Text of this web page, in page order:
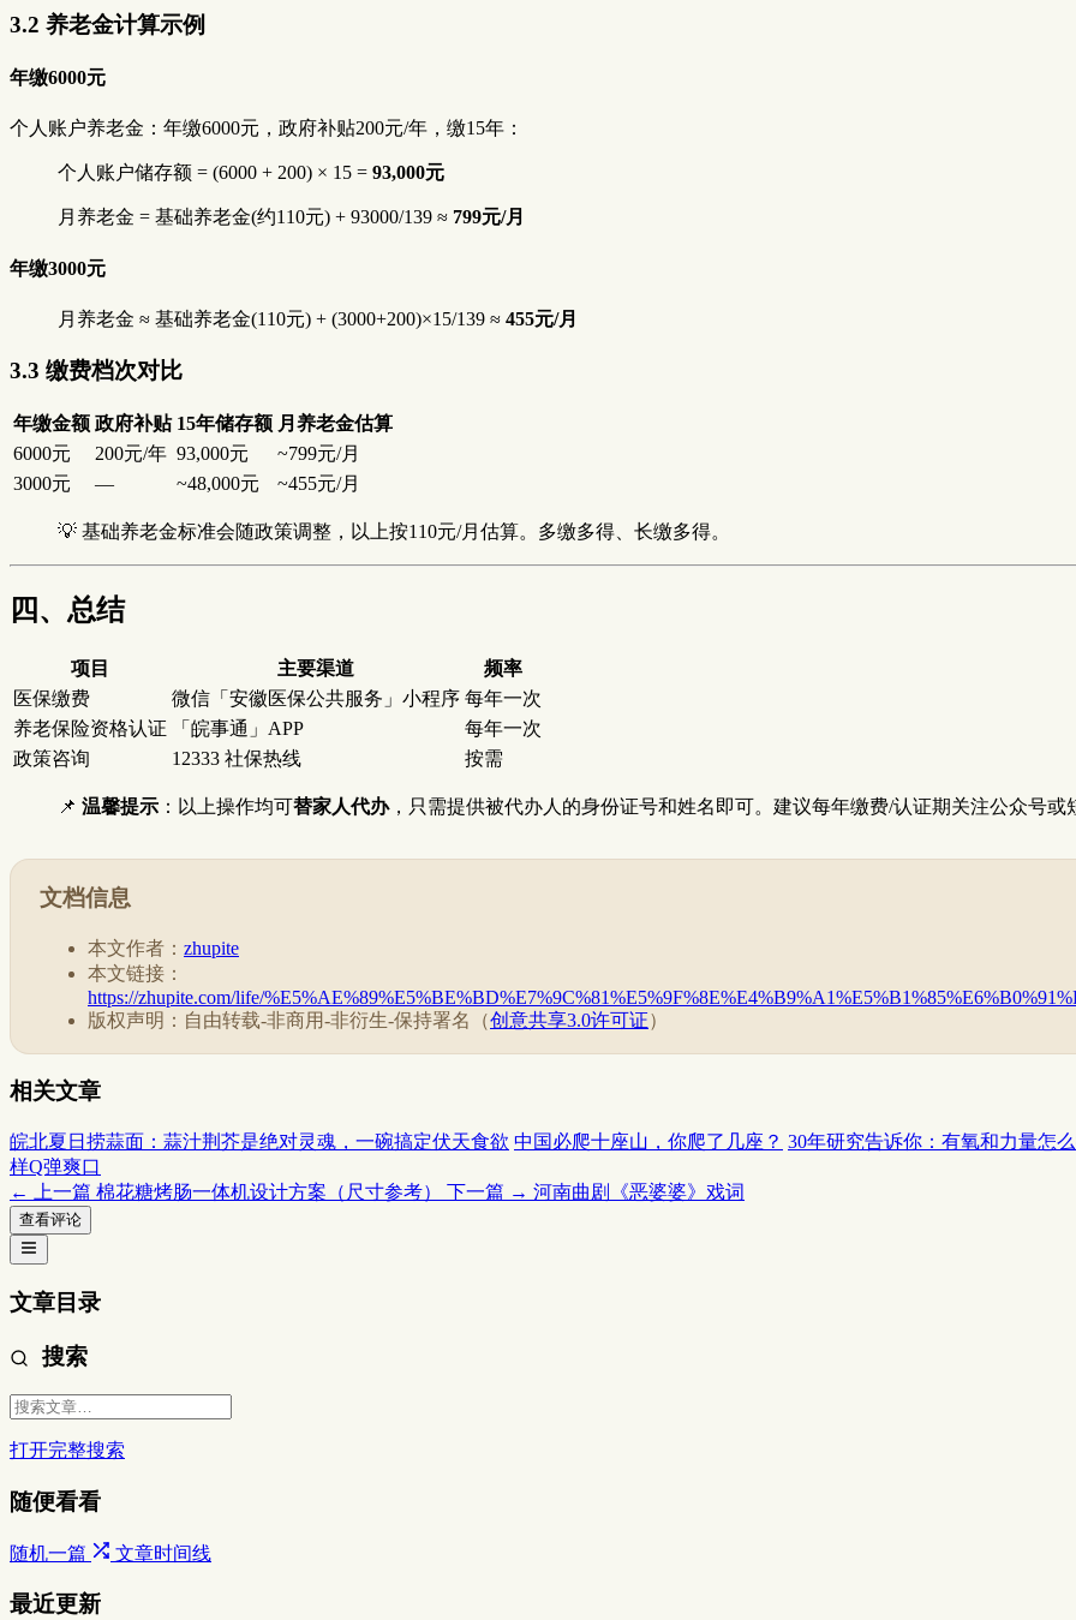
3.2 养老金计算示例
年缴6000元
个人账户养老金：年缴6000元，政府补贴200元/年，缴15年：
个人账户储存额 = (6000 + 200) × 15 = 93,000元
月养老金 = 基础养老金(约110元) + 93000/139 ≈ 799元/月
年缴3000元
月养老金 ≈ 基础养老金(110元) + (3000+200)×15/139 ≈ 455元/月
3.3 缴费档次对比
年缴金额 政府补贴 15年储存额 月养老金估算
6000元
200元/年 93,000元
~799元/月
3000元
— ~48,000元 ~455元/月
💡 基础养老金标准会随政策调整，以上按110元/月估算。多缴多得、长缴多得。
四、总结
项目 主要渠道
频率
医保缴费
微信「安徽医保公共服务」小程序 每年一次
养老保险资格认证
「皖事通」APP
每年一次
政策咨询
12333 社保热线 按需
📌 温馨提示 ：以上操作均可替家人代办，只需提供被代办人的身份证号和姓名即可。建议每年缴费/认证期关注公众号或
文档信息
本文作者： zhupite
本文链接：
https://zhupite.com/life/
版权声明：自由转载-非商用-非衍生-保持署名（创意共享3.0许可证）
相关文章
皖北夏日捞蒜面：蒜汁荆芥是绝对灵魂，一碗搞定伏天食欲 中国必爬十座山，你爬了几座？ 30年研究告诉你：有氧和力量怎
样Q弹爽口
← 上一篇 棉花糖烤肠一体机设计方案（尺寸参考） 下一篇 → 河南曲剧《恶婆婆》戏词
查看评论
文章目录
搜索
打开完整搜索
随便看看
随机一篇 文章时间线
最近更新